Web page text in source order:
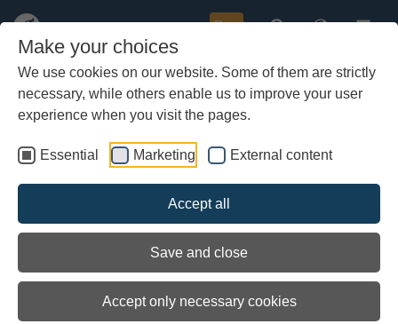
Make your choices
We use cookies on our website. Some of them are strictly
necessary, while others enable us to improve your user
experience when you visit the pages.
Essential Marketing External content
Accept all
Save and close
Accept only necessary cookies
Skip
content
Buy
»Bliv ven af museet